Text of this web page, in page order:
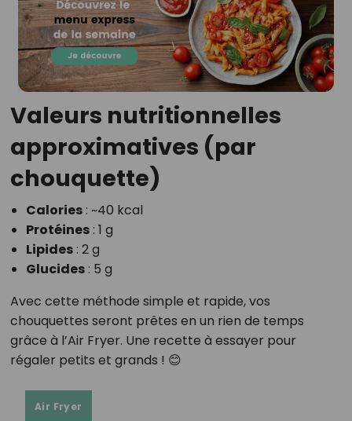
Valeurs nutritionnelles
approximatives (par
chouquette)
Calories: ~40 kcal
Protéines: 1 g
Lipides: 2 g
Glucides: 5 g
Avec cette méthode simple et rapide, vos
chouquettes seront prêtes en un rien de temps
grâce à l’Air Fryer. Une recette à essayer pour
régaler petits et grands ! 😊
Air Fryer